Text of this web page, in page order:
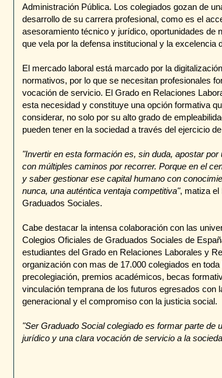
Administración Pública. Los colegiados gozan de
desarrollo de su carrera profesional, como es el
asesoramiento técnico y jurídico, oportunidades de
que vela por la defensa institucional y la excelencia
El mercado laboral está marcado por la
normativos, por lo que se necesitan profesionales
vocación de servicio. El Grado en Relaciones
esta necesidad y constituye una opción formativa
considerar, no solo por su alto grado de
pueden tener en la sociedad a través del ejercicio
"Invertir en esta formación es, sin duda, apostar
con múltiples caminos por recorrer. Porque en el
y saber gestionar ese capital humano con
nunca, una auténtica ventaja competitiva", matiza el
Graduados Sociales.
Cabe destacar la intensa colaboración con las
Colegios Oficiales de Graduados Sociales de
estudiantes del Grado en Relaciones Laborales y
organización con mas de 17.000 colegiados en
precolegiación, premios académicos, becas
vinculación temprana de los futuros egresados con
generacional y el compromiso con la justicia social.
"Ser Graduado Social colegiado es formar parte de
jurídico y una clara vocación de servicio a la